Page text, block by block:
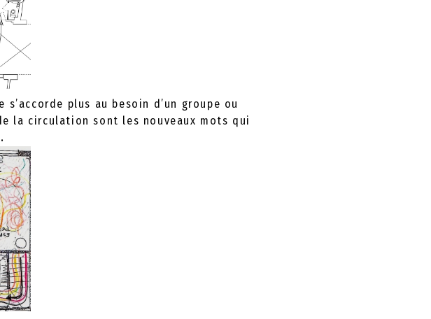
plus au besoin d’un groupe ou
la circulation sont les nouveaux mots qui